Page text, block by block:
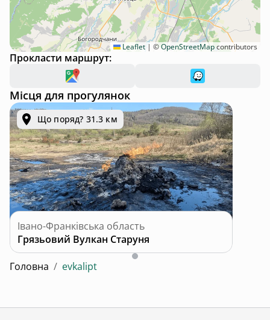
Leaflet | ©OpenStreetMapcontributors
Прокласти маршрут:
Місця для прогулянок
Що поряд? 31.3 км
Івано-Франківська область
Грязьовий Вулкан Старуня
Головна / evkalipt